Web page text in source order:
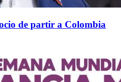
de partir a Colombia